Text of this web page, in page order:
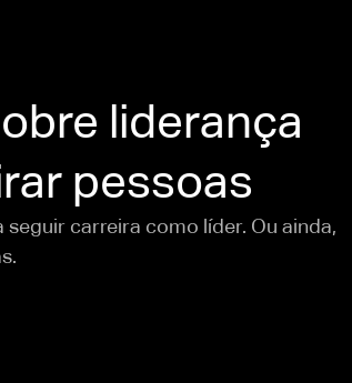
liderança
pessoas
carreira como líder. Ou ainda,